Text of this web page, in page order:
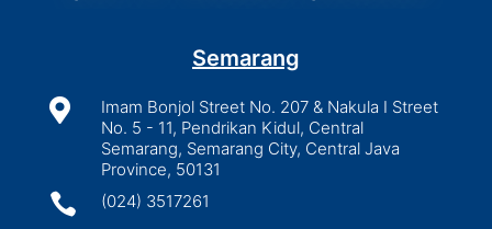
Semarang

Imam Bonjol Street No. 207 & Nakula I Street
No. 5 - 11, Pendrikan Kidul, Central
Semarang, Semarang City, Central Java
Province, 50131
 (024) 3517261